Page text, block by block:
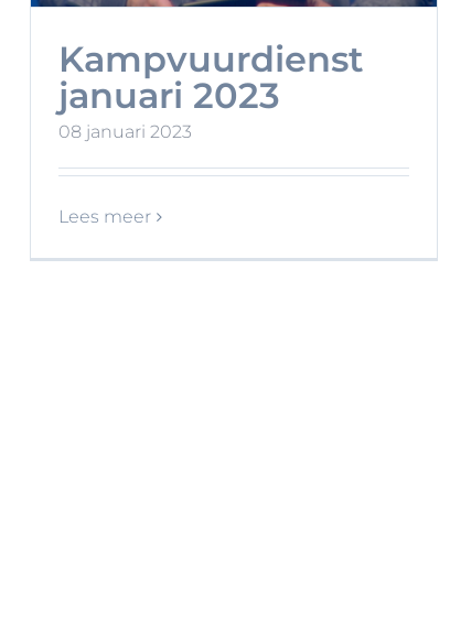
Kampvuurdienst
januari 2023
08 januari 2023
Lees meer